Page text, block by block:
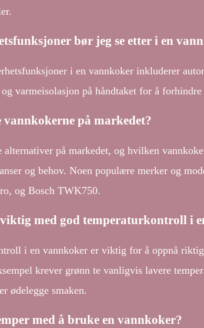
bør jeg se etter i en
i en vannkoker inkluderer
varmeisolasjon på håndtaket for å forhindre
vannkokerne på markedet?
alternativer på markedet, og hvilken
og behov. Noen populære merker og
og Bosch TWK750.
med god temperaturkontroll i
i en vannkoker er viktig for å oppnå
krever grønn te vanligvis lavere
ødelegge smaken.
med å bruke en vannkoker?